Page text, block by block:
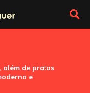
além de pratos
e